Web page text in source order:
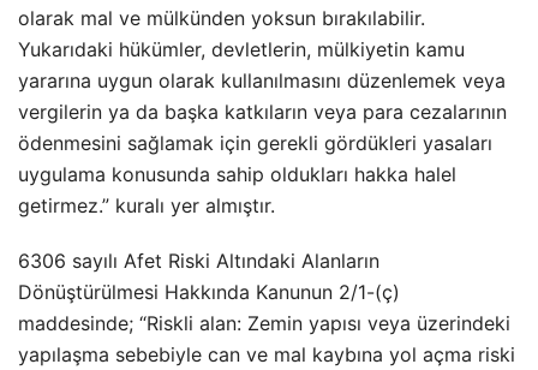
olarak mal ve mülkünden yoksun bırakılabilir.
Yukarıdaki hükümler, devletlerin, mülkiyetin kamu
yararına uygun olarak kullanılmasını düzenlemek veya
vergilerin ya da başka katkıların veya para cezalarının
ödenmesini sağlamak için gerekli gördükleri yasaları
uygulama konusunda sahip oldukları hakka halel
getirmez.” kuralı yer almıştır.
6306 sayılı Afet Riski Altındaki Alanların
Dönüştürülmesi Hakkında Kanunun 2/1-(ç)
maddesinde; “Riskli alan: Zemin yapısı veya üzerindeki
yapılaşma sebebiyle can ve mal kaybına yol açma riski